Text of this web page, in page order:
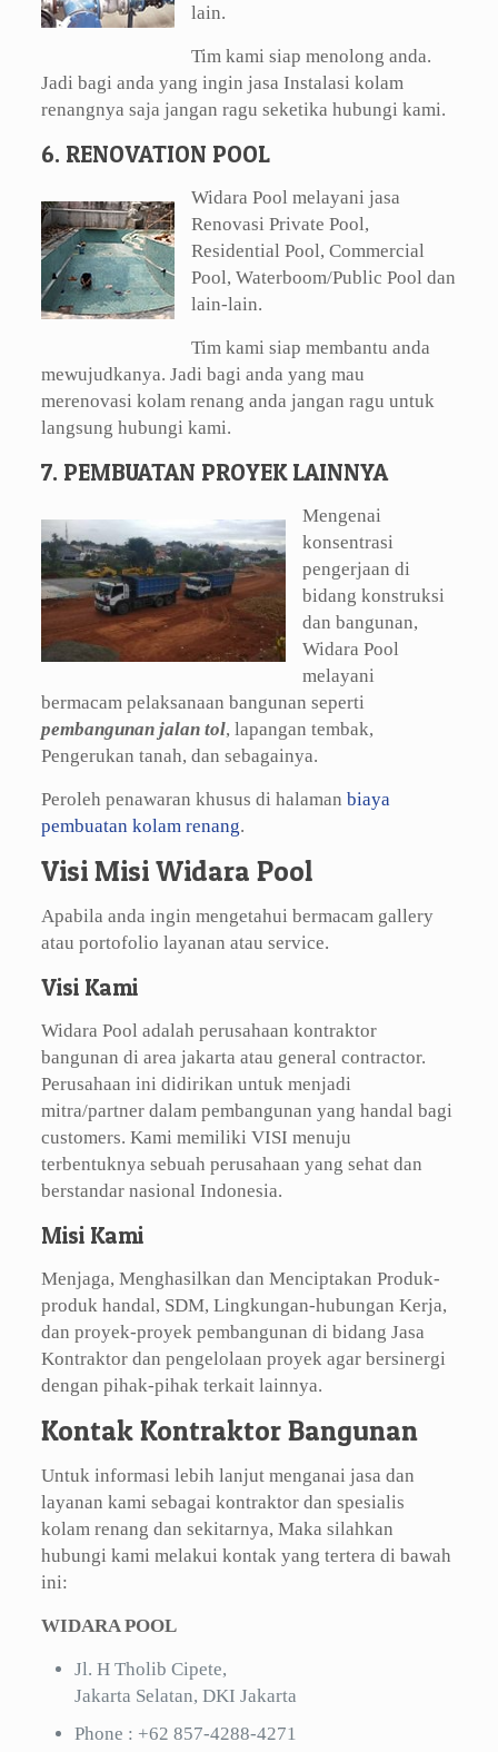
lain.
Tim kami siap menolong anda.
Jadi bagi anda yang ingin jasa Instalasi kolam
renangnya saja jangan ragu seketika hubungi kami.
6. RENOVATION POOL
Widara Pool melayani jasa
Renovasi Private Pool,
Residential Pool, Commercial
Pool, Waterboom/Public Pool dan
lain-lain.
Tim kami siap membantu anda
mewujudkanya. Jadi bagi anda yang mau
merenovasi kolam renang anda jangan ragu untuk
langsung hubungi kami.
7. PEMBUATAN PROYEK LAINNYA
Mengenai
konsentrasi
pengerjaan di
bidang konstruksi
dan bangunan,
Widara Pool
melayani
bermacam pelaksanaan bangunan seperti
pembangunan jalan tol, lapangan tembak,
Pengerukan tanah, dan sebagainya.
Peroleh penawaran khusus di halaman biaya
pembuatan kolam renang.
Visi Misi Widara Pool
Apabila anda ingin mengetahui bermacam gallery
atau portofolio layanan atau service.
Visi Kami
Widara Pool adalah perusahaan kontraktor
bangunan di area jakarta atau general contractor.
Perusahaan ini didirikan untuk menjadi
mitra/partner dalam pembangunan yang handal bagi
customers. Kami memiliki VISI menuju
terbentuknya sebuah perusahaan yang sehat dan
berstandar nasional Indonesia.
Misi Kami
Menjaga, Menghasilkan dan Menciptakan Produk-
produk handal, SDM, Lingkungan-hubungan Kerja,
dan proyek-proyek pembangunan di bidang Jasa
Kontraktor dan pengelolaan proyek agar bersinergi
dengan pihak-pihak terkait lainnya.
Kontak Kontraktor Bangunan
Untuk informasi lebih lanjut menganai jasa dan
layanan kami sebagai kontraktor dan spesialis
kolam renang dan sekitarnya, Maka silahkan
hubungi kami melakui kontak yang tertera di bawah
ini:
WIDARA POOL
Jl. H Tholib Cipete,
Jakarta Selatan, DKI Jakarta
Phone : +62 857-4288-4271